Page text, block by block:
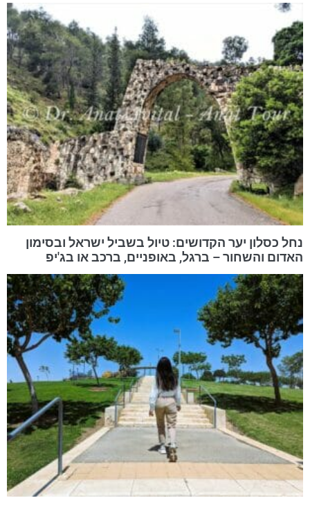
נחל כסלון יער הקדושים: טיול בשביל ישראל ובסימון
האדום והשחור – ברגל, באופניים, ברכב או בג'יפ